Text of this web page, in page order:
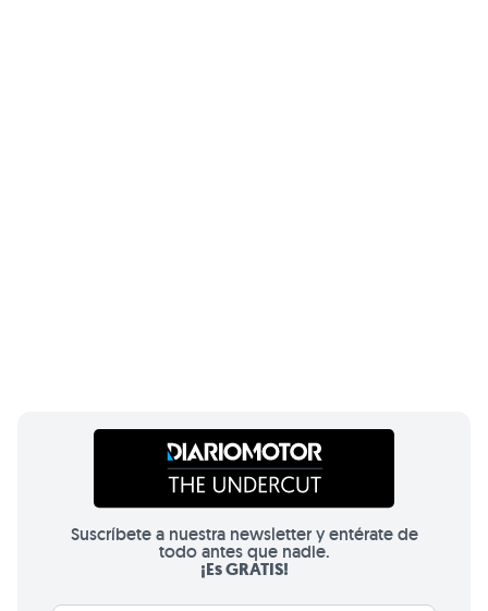
Suscríbete a nuestra newsletter y entérate de
todo antes que nadie.
¡Es GRATIS!